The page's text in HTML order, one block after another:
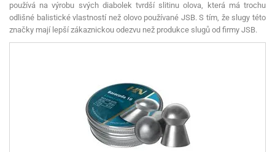
PŘÍSLUŠENSTVÍ
DETEKTORY KOVŮ
používá na výrobu svých diabolek tvrdší slitinu olova, která má trochu
odlišné balistické vlastností než olovo používané JSB. S tím, že slugy této
značky mají lepší zákaznickou odezvu než produkce slugů od firmy JSB.